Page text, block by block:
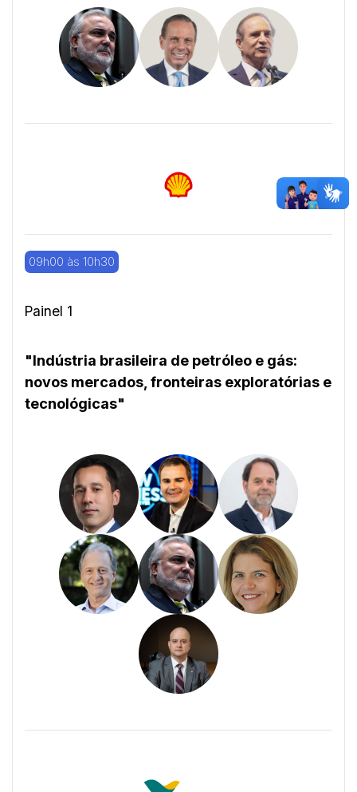
09h00 às 10h30
Painel 1
"Indústria brasileira de petróleo e gás:
novos mercados, fronteiras exploratórias e
tecnológicas"